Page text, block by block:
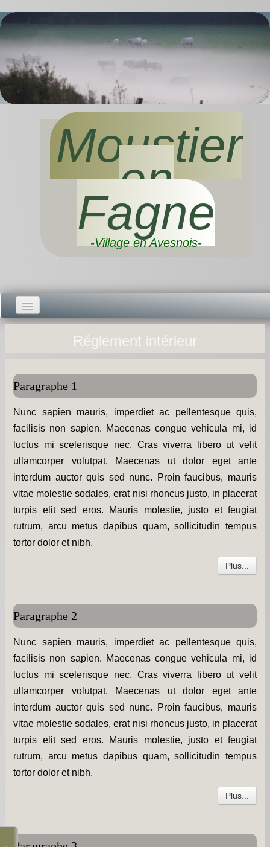
Moustier
en
Fagne
-Village en Avesnois-
Accueil -
Vie municipale -
Présentations -
Salle des Fêtes -
Blog Salle des Fêtes -
Comité des Fêtes -
Histoires -
Prieuré saint Dodon -
Les chapelles -
Informations diverses -
Petit survol du village -
Gîtes de groupe -
Album photos -
PCS et DICRIM -
Remerciements -
Contact -
Réglement intérieur
Paragraphe 1
Nunc sapien mauris, imperdiet ac pellentesque quis,
facilisis non sapien. Maecenas congue vehicula mi, id
luctus mi scelerisque nec. Cras viverra libero ut velit
ullamcorper volutpat. Maecenas ut dolor eget ante
interdum auctor quis sed nunc. Proin faucibus, mauris
vitae molestie sodales, erat nisi rhoncus justo, in placerat
turpis elit sed eros. Mauris molestie, justo et feugiat
rutrum, arcu metus dapibus quam, sollicitudin tempus
tortor dolor et nibh.
Plus...
Paragraphe 2
Nunc sapien mauris, imperdiet ac pellentesque quis,
facilisis non sapien. Maecenas congue vehicula mi, id
luctus mi scelerisque nec. Cras viverra libero ut velit
ullamcorper volutpat. Maecenas ut dolor eget ante
interdum auctor quis sed nunc. Proin faucibus, mauris
vitae molestie sodales, erat nisi rhoncus justo, in placerat
turpis elit sed eros. Mauris molestie, justo et feugiat
rutrum, arcu metus dapibus quam, sollicitudin tempus
tortor dolor et nibh.
Plus...